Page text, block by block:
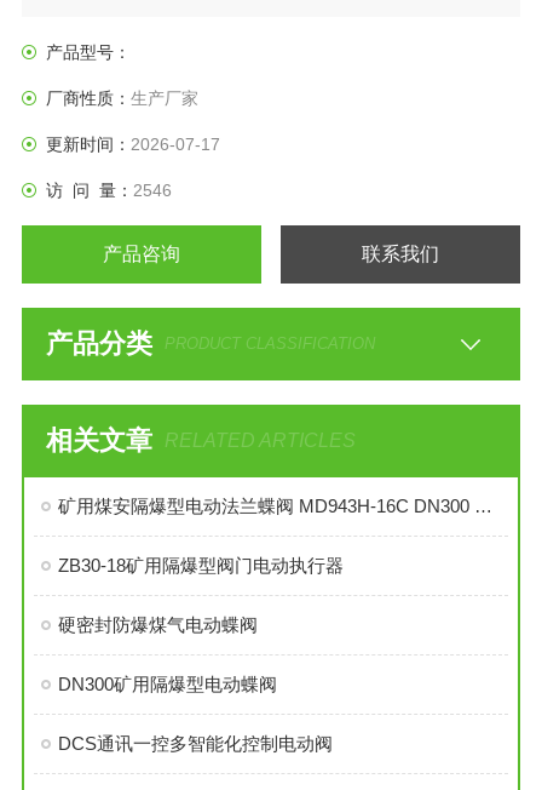
产品型号：
厂商性质： 生产厂家
更新时间： 2026-07-17
访 问 量： 2546
产品咨询 联系我们
产品分类 PRODUCT CLASSIFICATION
相关文章 RELATED ARTICLES
矿用煤安隔爆型电动法兰蝶阀 MD943H-16C DN300 煤矿用隔爆电动蝶阀
ZB30-18矿用隔爆型阀门电动执行器
硬密封防爆煤气电动蝶阀
DN300矿用隔爆型电动蝶阀
DCS通讯一控多智能化控制电动阀